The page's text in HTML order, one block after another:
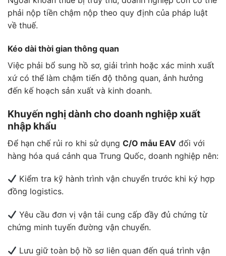
phải nộp tiền chậm nộp theo quy định của pháp luật
về thuế.
Kéo dài thời gian thông quan
Việc phải bổ sung hồ sơ, giải trình hoặc xác minh xuất
xứ có thể làm chậm tiến độ thông quan, ảnh hưởng
đến kế hoạch sản xuất và kinh doanh.
Khuyến nghị dành cho doanh nghiệp xuất
nhập khẩu
Để hạn chế rủi ro khi sử dụng C/O mẫu EAV đối với
hàng hóa quá cảnh qua Trung Quốc, doanh nghiệp nên:
Kiểm tra kỹ hành trình vận chuyển trước khi ký hợp
đồng logistics.
Yêu cầu đơn vị vận tải cung cấp đầy đủ chứng từ
chứng minh tuyến đường vận chuyển.
Lưu giữ toàn bộ hồ sơ liên quan đến quá trình vận